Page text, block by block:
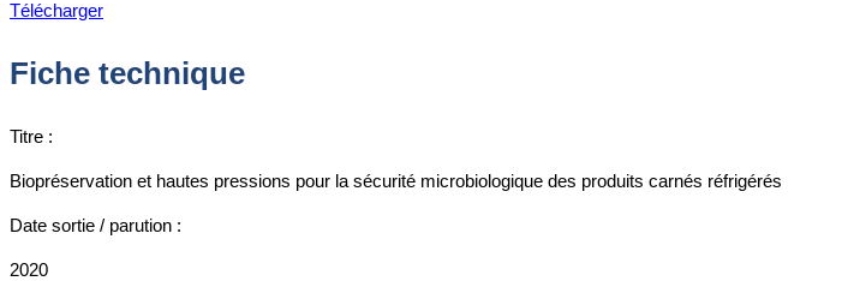
Télécharger
Fiche technique
Titre :
Biopréservation et hautes pressions pour la sécurité microbiologique des produits carnés réfrigérés
Date sortie / parution :
2020